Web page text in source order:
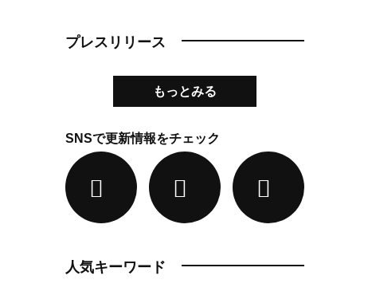
プレスリリース
もっとみる
SNSで更新情報をチェック
人気キーワード